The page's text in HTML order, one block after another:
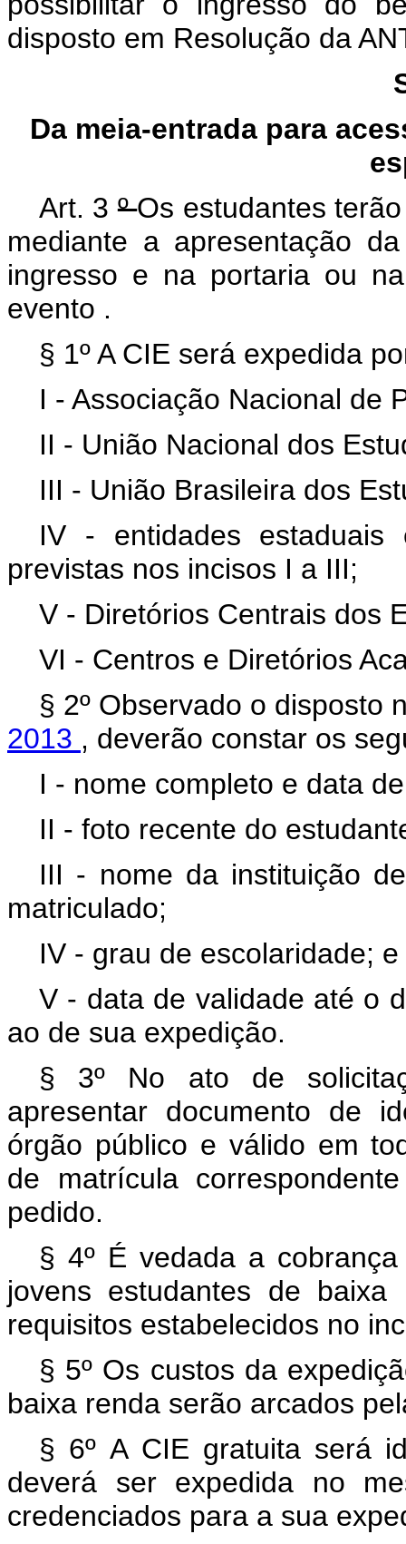
disposto em Resolução da
Da meia-entrada para
Art. 3ºOs estudantes
mediante a apresentação
ingresso e na portaria ou
evento .
§ 1º A CIE será expedida
I - Associação Nacional de
II - União Nacional dos
III - União Brasileira dos
IV - entidades estaduais
previstas nos incisos I a III;
V - Diretórios Centrais dos
VI - Centros e Diretórios
§ 2º Observado o disposto
2013 , deverão constar os
I - nome completo e data
II - foto recente do
III - nome da instituição
matriculado;
IV - grau de escolaridade; e
V - data de validade até o
ao de sua expedição.
§ 3º No ato de
apresentar documento de
órgão público e válido em
de matrícula
pedido.
§ 4º É vedada a
jovens estudantes de baixa
requisitos estabelecidos no
§ 5º Os custos da
baixa renda serão arcados
§ 6ºA CIE gratuita será
deverá ser expedida no
credenciados para a sua